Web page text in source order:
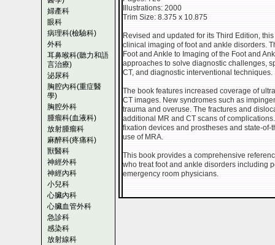
婦產科
眼科
病理科(檢驗科)
外科
耳鼻喉科(聽力和語
言治療)
泌尿科
胸腔內科(重症醫
學)
胸腔外科
腫瘤科(血液科)
放射腫瘤科
麻醉科(疼痛科)
獸醫科
神經外科
神經內科
小兒科
心臟內科
心臟血管外科
急診科
感染科
放射線科
Illustrations: 2000
Trim Size: 8.375 x 10.875
Revised and updated for its Third Edition,
clinical imaging of foot and ankle disorders.
Foot and Ankle to Imaging of the Foot and
approaches to solve diagnostic challenges,
CT, and diagnostic interventional techniques.
The book features increased coverage of
CT images. New syndromes such as
trauma and overuse. The fractures and
additional MR and CT scans of
fixation devices and prostheses and state-
use of MRA.
This book provides a comprehensive
who treat foot and ankle disorders including
emergency room physicians.